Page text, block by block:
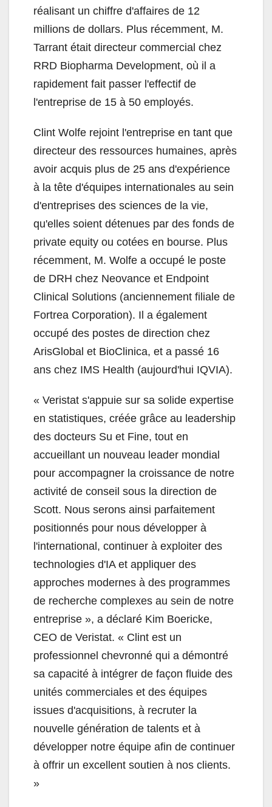
réalisant un chiffre d'affaires de 12
millions de dollars. Plus récemment, M.
Tarrant était directeur commercial chez
RRD Biopharma Development, où il a
rapidement fait passer l'effectif de
l'entreprise de 15 à 50 employés.
Clint Wolfe rejoint l'entreprise en tant que
directeur des ressources humaines, après
avoir acquis plus de 25 ans d'expérience
à la tête d'équipes internationales au sein
d'entreprises des sciences de la vie,
qu'elles soient détenues par des fonds de
private equity ou cotées en bourse. Plus
récemment, M. Wolfe a occupé le poste
de DRH chez Neovance et Endpoint
Clinical Solutions (anciennement filiale de
Fortrea Corporation). Il a également
occupé des postes de direction chez
ArisGlobal et BioClinica, et a passé 16
ans chez IMS Health (aujourd'hui IQVIA).
« Veristat s'appuie sur sa solide expertise
en statistiques, créée grâce au leadership
des docteurs Su et Fine, tout en
accueillant un nouveau leader mondial
pour accompagner la croissance de notre
activité de conseil sous la direction de
Scott. Nous serons ainsi parfaitement
positionnés pour nous développer à
l'international, continuer à exploiter des
technologies d'IA et appliquer des
approches modernes à des programmes
de recherche complexes au sein de notre
entreprise », a déclaré Kim Boericke,
CEO de Veristat. « Clint est un
professionnel chevronné qui a démontré
sa capacité à intégrer de façon fluide des
unités commerciales et des équipes
issues d'acquisitions, à recruter la
nouvelle génération de talents et à
développer notre équipe afin de continuer
à offrir un excellent soutien à nos clients.
»